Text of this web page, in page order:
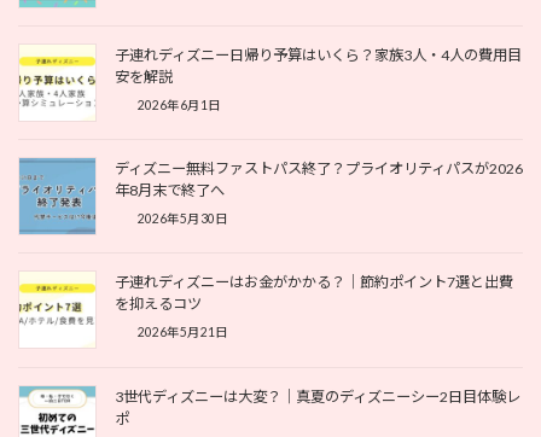
子連れディズニー日帰り予算はいくら？家族3人・4人の費用目
安を解説
2026年6月1日
ディズニー無料ファストパス終了？プライオリティパスが2026
年8月末で終了へ
2026年5月30日
子連れディズニーはお金がかかる？｜節約ポイント7選と出費
を抑えるコツ
2026年5月21日
3世代ディズニーは大変？｜真夏のディズニーシー2日目体験レ
ポ